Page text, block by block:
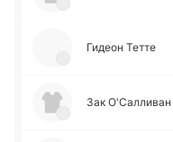
Гидеон Тетте
Зак О'Са­лли­ван